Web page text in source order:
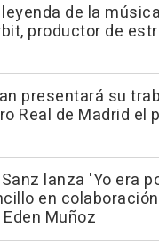
de la
productor de
presentará su
Real de Madrid el
lanza 'Yo era
en
Muñoz